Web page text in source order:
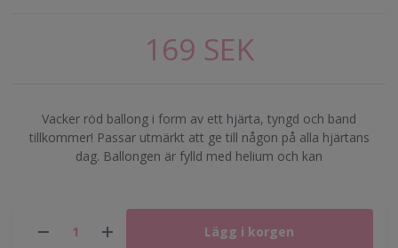
169 SEK
Vacker röd ballong i form av ett hjärta, tyngd och band
tillkommer! Passar utmärkt att ge till någon på alla hjärtans
dag. Ballongen är fylld med helium och kan
Lägg i korgen